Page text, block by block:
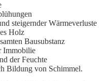
steigernder Wärmeverluste
Holz
Bausubstanz
Immobilie
der Feuchte
Bildung von Schimmel.